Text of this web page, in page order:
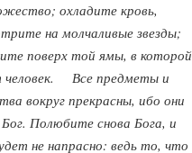
охладите кровь,
на молчаливые звезды;
поверх той ямы, в которой
человек. Все предметы и
вокруг прекрасны, ибо они
Полюбите снова Бога, и
не напрасно: ведь то, что